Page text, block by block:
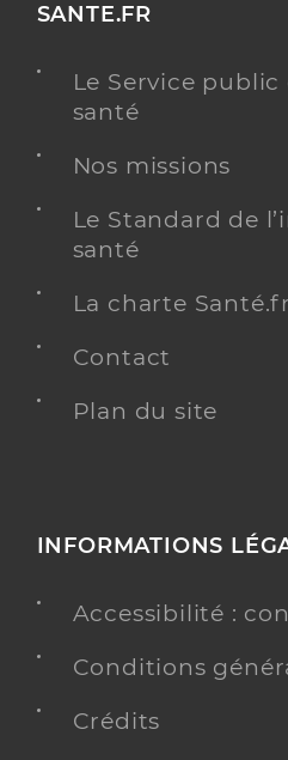
SANTE.FR
Le Service
santé
Nos missions
Le Standard de
santé
La charte
Contact
Plan du site
INFORMATIONS
Accessibilité :
Conditions
Crédits